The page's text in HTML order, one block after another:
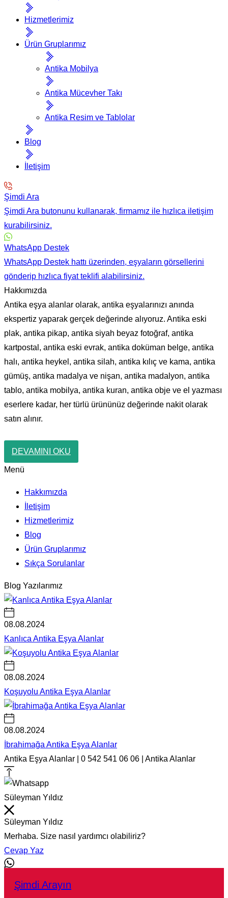
Hizmetlerimiz
Ürün Gruplarımız
Antika Mobilya
Antika Mücevher Takı
Antika Resim ve Tablolar
Blog
İletişim
Şimdi Ara
Şimdi Ara butonunu kullanarak, firmamız ile hızlıca iletişim
kurabilirsiniz.
WhatsApp Destek
WhatsApp Destek hattı üzerinden, eşyaların görsellerini
gönderip hızlıca fiyat teklifi alabilirsiniz.
Hakkımızda
Antika eşya alanlar olarak, antika eşyalarınızı anında
ekspertiz yaparak gerçek değerinde alıyoruz. Antika eski
plak, antika pikap, antika siyah beyaz fotoğraf, antika
kartpostal, antika eski evrak, antika doküman belge, antika
halı, antika heykel, antika silah, antika kılıç ve kama, antika
gümüş, antika madalya ve nişan, antika madalyon, antika
tablo, antika mobilya, antika kuran, antika obje ve el yazması
eserlere kadar, her türlü ürününüz değerinde nakit olarak
satın alınır.
DEVAMINI OKU
Menü
Hakkımızda
İletişim
Hizmetlerimiz
Blog
Ürün Gruplarımız
Sıkça Sorulanlar
Blog Yazılarımız
08.08.2024
Kanlıca Antika Eşya Alanlar
08.08.2024
Koşuyolu Antika Eşya Alanlar
08.08.2024
İbrahimağa Antika Eşya Alanlar
Antika Eşya Alanlar | 0 542 541 06 06 | Antika Alanlar
Süleyman Yıldız
Süleyman Yıldız
Merhaba. Size nasıl yardımcı olabiliriz?
Cevap Yaz
Şimdi Arayın